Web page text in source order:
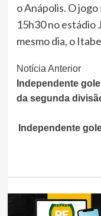
o Anápolis. O
15h30 no estádio
mesmo dia, o
Continue
Lendo
Notícia Anterior
Independente
da segunda
Independente